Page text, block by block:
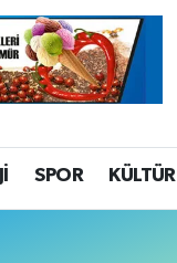
SPOR KÜLTÜR